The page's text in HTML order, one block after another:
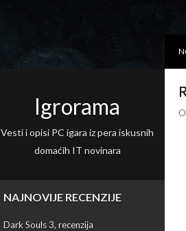
Igrorama
Vesti i opisi PC igara iz pera iskusnih
domaćih IT novinara
NAJNOVIJE RECENZIJE
Dark Souls 3, recenzija